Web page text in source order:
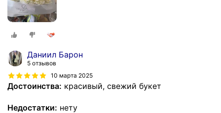
Даниил Барон
5 отзывов
10 марта 2025
Достоинства: красивый, свежий букет
Недостатки: нету